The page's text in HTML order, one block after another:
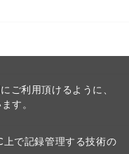
ご利用頂けるように、
す。
で記録管理する技術の